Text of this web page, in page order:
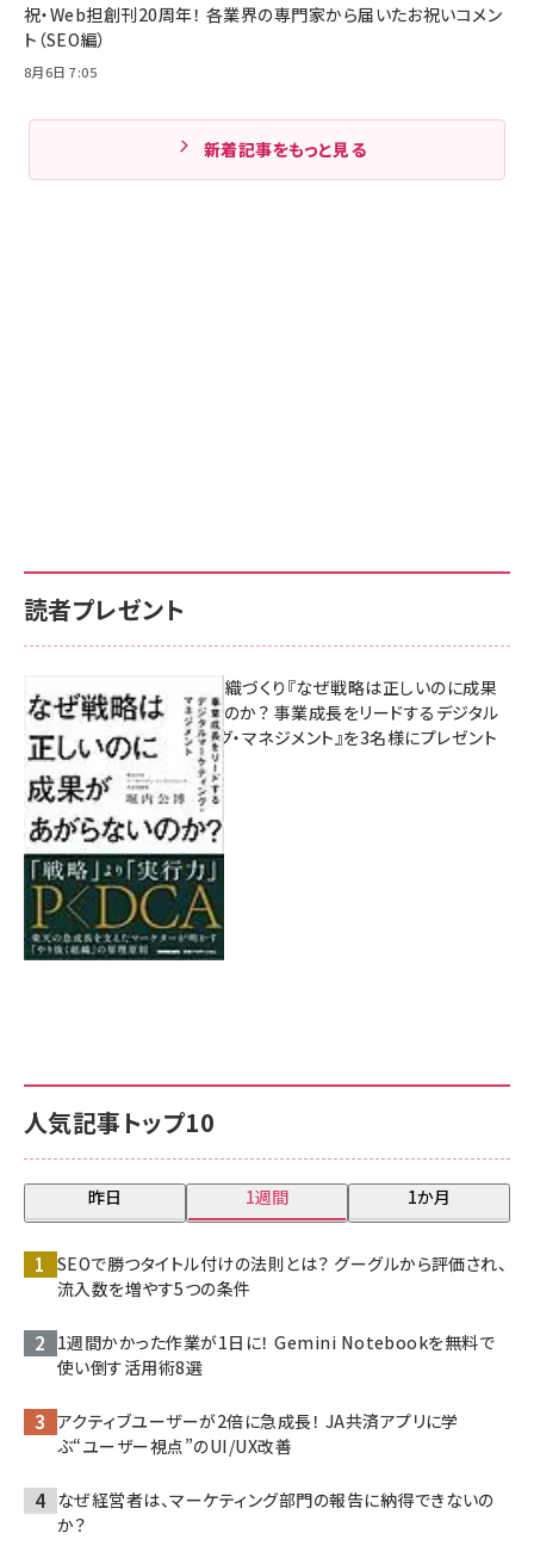
祝・Web担創刊20周年！ 各業界の専門家から届いたお祝いコメン
ト（SEO編）
8月6日 7:05
新着記事をもっと見る
人気記事トップ10
昨日 1週間 1か月
SEOで勝つタイトル付けの法則とは？ グーグルから評価され、
流入数を増やす5つの条件
1週間かかった作業が1日に！ Gemini Notebookを無料で
使い倒す活用術8選
アクティブユーザーが2倍に急成長！ JA共済アプリに学
ぶ“ユーザー視点”のUI/UX改善
なぜ経営者は、マーケティング部門の報告に納得できないの
か？
読者プレゼント
成果を生む組織づくり『なぜ戦略は正しいのに成果
があがらないのか？ 事業成長をリードするデジタル
マーケティング・マネジメント』を3名様にプレゼント
8月7日 10:00